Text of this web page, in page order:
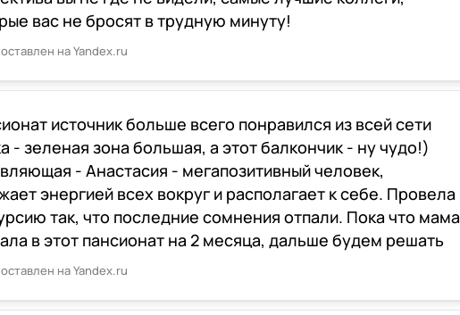
вас не бросят в трудную минуту!
на Yandex.ru
источник больше всего понравился из всей сети
- зеленая зона большая, а этот балкончик - ну чудо!)
- Анастасия - мегапозитивный человек,
энергией всех вокруг и располагает к себе. Провела
так, что последние сомнения отпали. Пока что мама
в этот пансионат на 2 месяца, дальше будем решать
на Yandex.ru